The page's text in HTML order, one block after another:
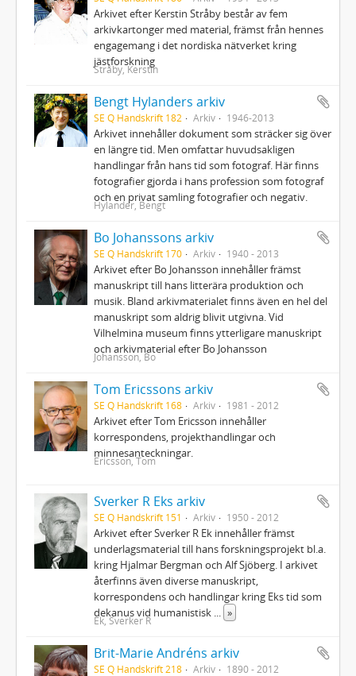
Arkivet efter Kerstin Stråby består av fem
arkivkartonger med material, främst från hennes
engagemang i det nordiska nätverket kring
jästforskning
Stråby, Kerstin
Bengt Hylanders arkiv
SE Q Handskrift 182 Arkiv 1946-2013
Arkivet innehåller dokument som sträcker sig över
en längre tid. Men omfattar huvudsakligen
handlingar från hans tid som fotograf. Här finns
fotografier gjorda i hans profession som fotograf
och en privat samling fotografier och negativ.
Hylander, Bengt
Bo Johanssons arkiv
SE Q Handskrift 170 Arkiv 1940 - 2013
Arkivet efter Bo Johansson innehåller främst
manuskript till hans litterära produktion och
musik. Bland arkivmaterialet finns även en hel del
manuskript som aldrig blivit utgivna. Vid
Vilhelmina museum finns ytterligare manuskript
och arkivmaterial efter Bo Johansson
Johansson, Bo
Tom Ericssons arkiv
SE Q Handskrift 168 Arkiv 1981 - 2012
Arkivet efter Tom Ericsson innehåller
korrespondens, projekthandlingar och
minnesanteckningar.
Ericsson, Tom
Sverker R Eks arkiv
SE Q Handskrift 151 Arkiv 1950 - 2012
Arkivet efter Sverker R Ek innehåller främst
underlagsmaterial till hans forskningsprojekt bl.a.
kring Hjalmar Bergman och Alf Sjöberg. I arkivet
återfinns även diverse manuskript,
korrespondens och handlingar kring Eks tid som
dekanus vid humanistisk
»
Ek, Sverker R
Brit-Marie Andréns arkiv
SE Q Handskrift 218 Arkiv 1890 - 2012